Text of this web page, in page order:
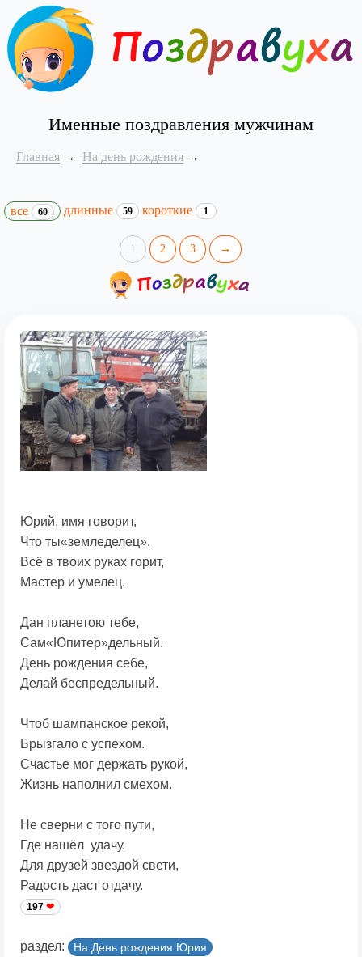
Именные поздравления мужчинам
Главная На день рождения
все 60 длинные 59 короткие 1
1 2 3 →
Юрий, имя говорит,
Что ты«земледелец».
Всё в твоих руках горит,
Мастер и умелец.
Дан планетою тебе,
Сам«Юпитер»дельный.
День рождения себе,
Делай беспредельный.
Чтоб шампанское рекой,
Брызгало с успехом.
Счастье мог держать рукой,
Жизнь наполнил смехом.
Не сверни с того пути,
Где нашёл удачу.
Для друзей звездой свети,
Радость даст отдачу.
197
раздел: На День рождения Юрия